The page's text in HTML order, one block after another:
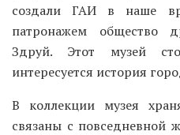
создали ГАИ в наше
патронажем общество
Здруй. Этот музей
интересуется история
В коллекции музея
связаны с повседневной